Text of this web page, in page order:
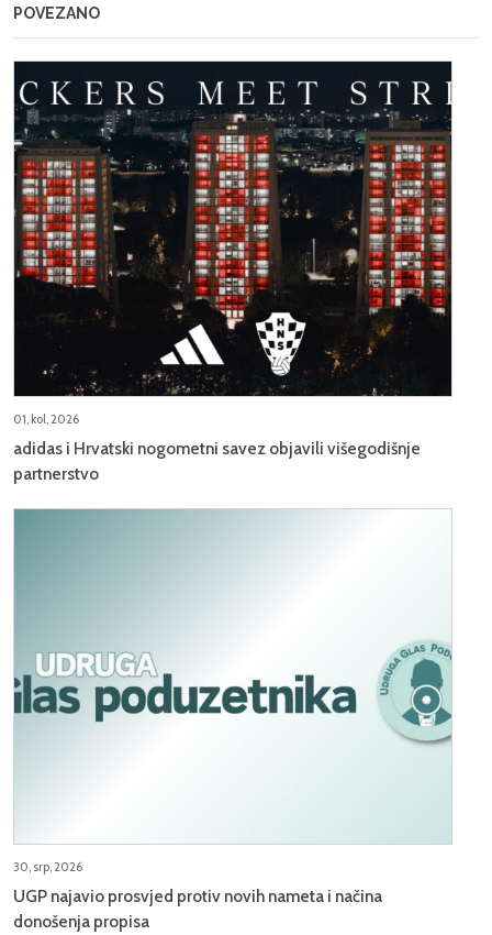
POVEZANO
01, kol, 2026
adidas i Hrvatski nogometni savez objavili višegodišnje
partnerstvo
30, srp, 2026
UGP najavio prosvjed protiv novih nameta i načina
donošenja propisa